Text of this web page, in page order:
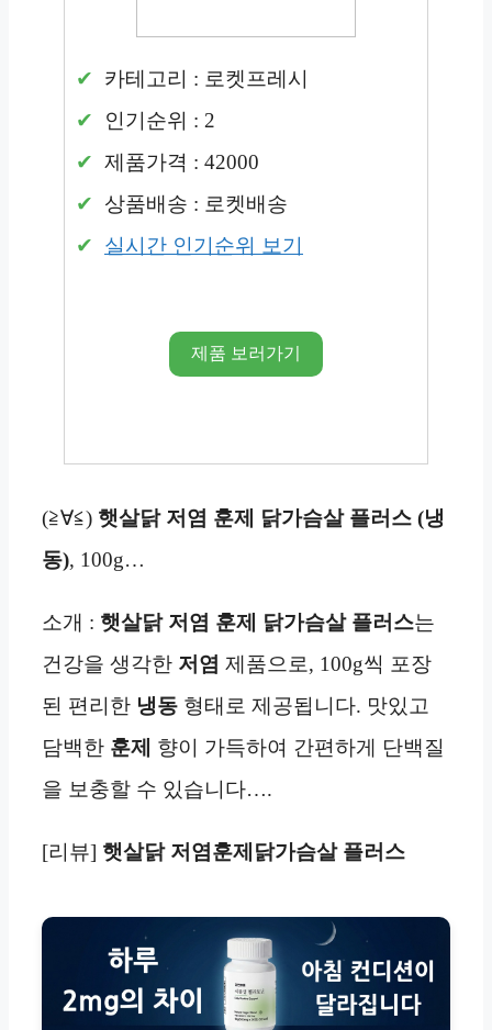
카테고리 : 로켓프레시
인기순위 : 2
제품가격 : 42000
상품배송 : 로켓배송
실시간 인기순위 보기
제품 보러가기
(≧∀≦) 햇살닭 저염 훈제 닭가슴살 플러스 (냉
동), 100g…
소개 : 햇살닭 저염 훈제 닭가슴살 플러스는
건강을 생각한 저염 제품으로, 100g씩 포장
된 편리한 냉동 형태로 제공됩니다. 맛있고
담백한 훈제
향이 가득하여 간편하게 단백질
을 보충할 수 있습니다….
[리뷰] 햇살닭 저염훈제닭가슴살 플러스